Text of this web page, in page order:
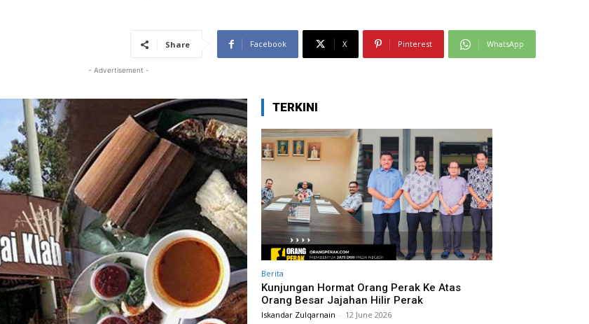
Share Facebook X Pinterest WhatsApp
- Advertisement -
TERKINI
Berita
Kunjungan Hormat Orang Perak Ke Atas
Orang Besar Jajahan Hilir Perak
Iskandar Zulqarnain - 12 June 2026